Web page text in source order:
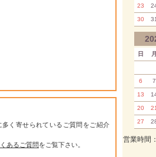
多く寄せられているご質問をご紹介
あるご質問をご覧下さい。
23
30 31
日 月
6 7
13
20 21
27
営業時間